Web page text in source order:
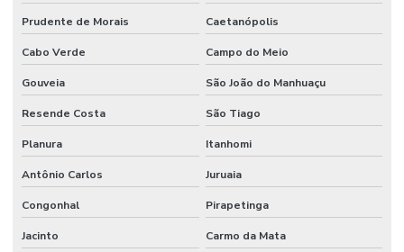
Prudente de Morais Caetanópolis
Cabo Verde Campo do Meio
Gouveia São João do Manhuaçu
Resende Costa São Tiago
Planura Itanhomi
Antônio Carlos Juruaia
Congonhal Pirapetinga
Jacinto Carmo da Mata